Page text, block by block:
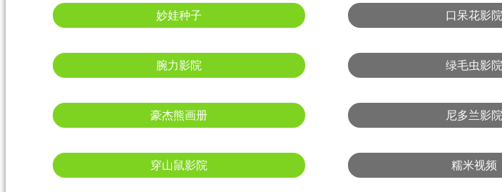
妙娃种子 口呆花影院
腕力影院 绿毛虫影院
豪杰熊画册 尼多兰影院
穿山鼠影院 糯米视频